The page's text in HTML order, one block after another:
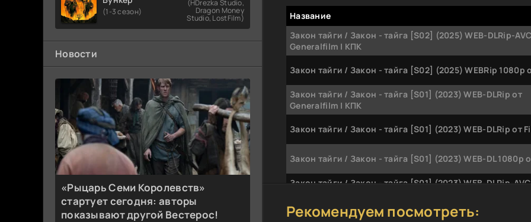
(1-3 сезон)
(HDrezka Studio,
Dragon Money
Studio, LostFilm)
Новости
«Рыцарь Семи Королевств»
стартует сегодня: авторы
показывают другой Вестерос!
Название
Закон тайги / Закон - тайга [S02] (2025) WEB-DLRip-
Generalfilm | КПК
Закон тайги / Закон - тайга [S02] (2025) WEBRip 1080p
Закон тайги / Закон - тайга [S01] (2023) WEB-DLRip от
Generalfilm | КПК
Закон тайги / Закон - тайга [S01] (2023) WEB-DLRip от
Закон тайги / Закон - тайга [S01] (2023) WEB-DL 1080p
Закон тайги / Закон - тайга [S01] (2023) WEB-DLRip-
Закон тайги (2025) WEBRip [H.264/1080p] (сезон 2,
Рекомендуем посмотреть: